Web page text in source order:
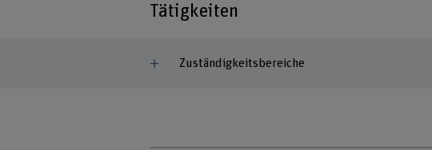
Tätigkeiten
Zuständigkeitsbereiche